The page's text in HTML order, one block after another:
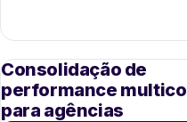
Consolidação de
performance
para agências